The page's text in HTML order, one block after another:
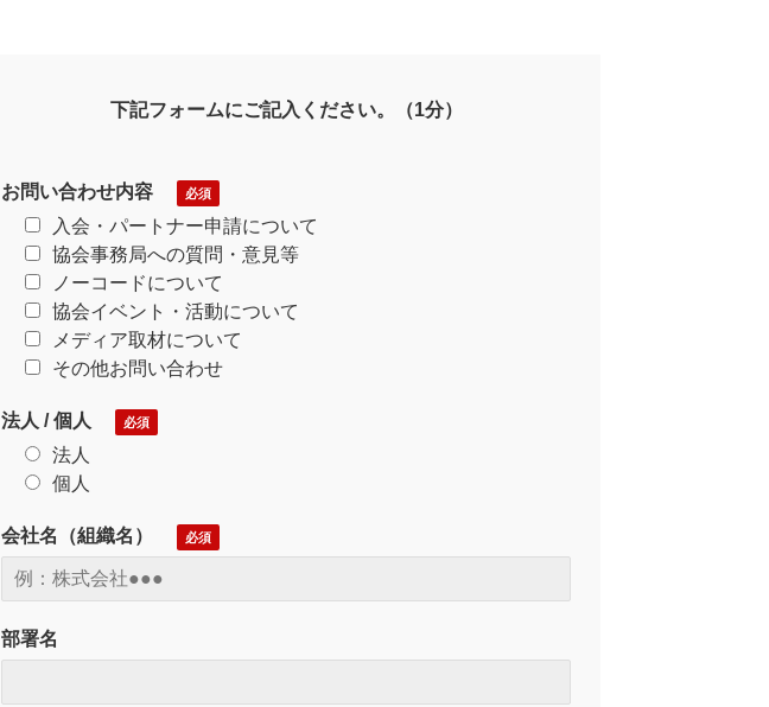
下記フォームにご記入ください。（1分）
お問い合わせ内容
入会・パートナー申請について
協会事務局への質問・意見等
ノーコードについて
協会イベント・活動について
メディア取材について
その他お問い合わせ
法人 / 個人
法人
個人
会社名（組織名）
部署名